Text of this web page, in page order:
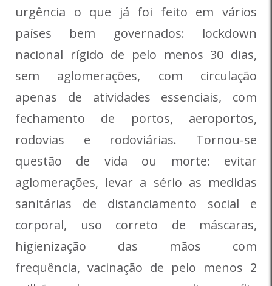
urgência o que já foi feito em vários
países bem governados: lockdown
nacional rígido de pelo menos 30 dias,
sem aglomerações, com circulação
apenas de atividades essenciais, com
fechamento de portos, aeroportos,
rodovias e rodoviárias. Tornou-se
questão de vida ou morte: evitar
aglomerações, levar a sério as medidas
sanitárias de distanciamento social e
corporal, uso correto de máscaras,
higienização das mãos com
frequência, vacinação de pelo menos 2